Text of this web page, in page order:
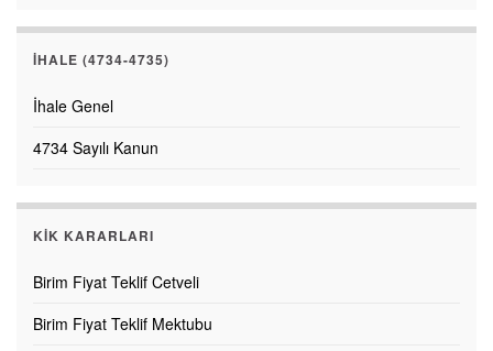
İHALE (4734-4735)
İhale Genel
4734 Sayılı Kanun
KİK KARARLARI
Birim Fiyat Teklif Cetveli
Birim Fiyat Teklif Mektubu